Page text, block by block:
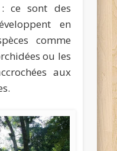
: ce sont des
en
comme
ou les
aux